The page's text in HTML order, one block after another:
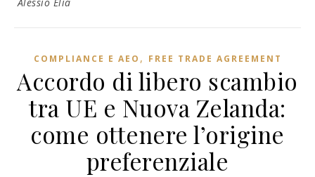
COMPLIANCE E AEO , FREE TRADE AGREEMENT
Accordo di libero scambio
tra UE e Nuova Zelanda:
come ottenere l’origine
preferenziale